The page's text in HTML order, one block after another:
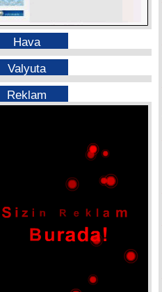
Hava
Valyuta
Reklam